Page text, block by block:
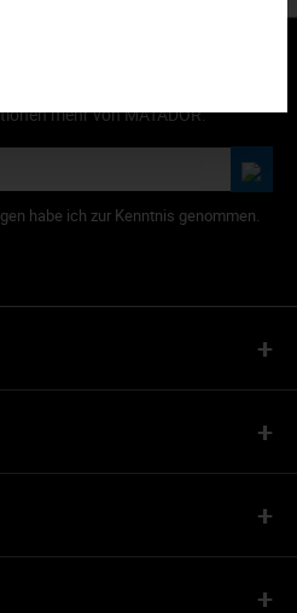
mehr von MATADOR.
habe ich zur Kenntnis genommen.
+
+
+
+